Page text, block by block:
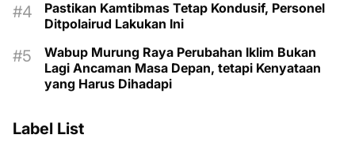
Pastikan Kamtibmas Tetap Kondusif, Personel
Ditpolairud Lakukan Ini
Wabup Murung Raya Perubahan Iklim Bukan
Lagi Ancaman Masa Depan, tetapi Kenyataan
yang Harus Dihadapi
Label List